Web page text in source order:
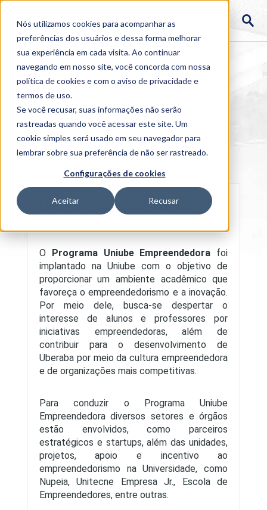
Nós utilizamos cookies para acompanhar as
preferências dos usuários e dessa forma melhorar
sua experiência em cada visita. Ao continuar
navegando em nosso site, você concorda com nossa
política de cookies e com o aviso deprivacidade e
termos de uso.
Se você recusar, suas informações não serão
rastreadas quando você acessar este site. Um
cookie simples será usado em seu navegador para
lembrar sobre sua preferência de não ser rastreado.
Configurações de cookies
Aceitar Recusar
Uniube Empreendedora
O Programa Uniube Empreendedora foi
implantado na Uniube com o objetivo de
proporcionar um ambiente acadêmico que
favoreça o empreendedorismo e a inovação.
Por meio dele, busca-se despertar o
interesse de alunos e professores por
iniciativas empreendedoras, além de
contribuir para o desenvolvimento de
Uberaba por meio da cultura empreendedora
e de organizações mais competitivas.
Para conduzir o Programa Uniube
Empreendedora diversos setores e órgãos
estão envolvidos, como parceiros
estratégicos e startups, além das unidades,
projetos, apoio e incentivo ao
empreendedorismo na Universidade, como
Nupeia, Unitecne Empresa Jr., Escola de
Empreendedores, entre outras.